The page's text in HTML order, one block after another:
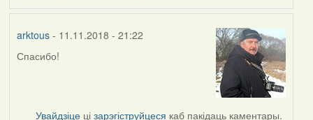
arktous- 11.11.2018 - 21:22
In
Спасибо!
Увайдзіце цізарэгіструйцеся каб пакідаць каментары.